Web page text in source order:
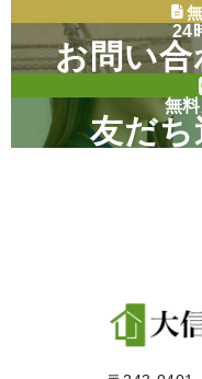
24
お問い
無
友だ